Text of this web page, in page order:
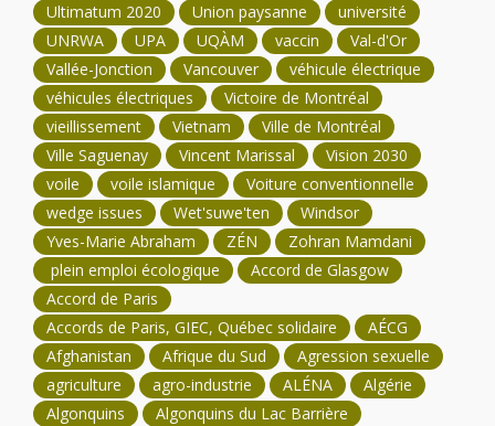
Ultimatum 2020
Union paysanne
université
UNRWA
UPA UQÀM vaccin
Val-d'Or
Vallée-Jonction
Vancouver
véhicule électrique
véhicules électriques
Victoire de Montréal
vieillissement
Vietnam
Ville de Montréal
Ville Saguenay
Vincent Marissal
Vision 2030
voile
voile islamique
Voiture conventionnelle
wedge issues
Wet'suwe'ten
Windsor
Yves-Marie Abraham
ZÉN
Zohran Mamdani
plein emploi écologique
Accord de Glasgow
Accord de Paris
Accords de Paris, GIEC, Québec solidaire
AÉCG
Afghanistan
Afrique du Sud
Agression sexuelle
agriculture
agro-industrie ALÉNA
Algérie
Algonquins
Algonquins du Lac Barrière